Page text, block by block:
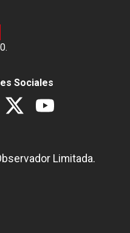
Sociales
Limitada.